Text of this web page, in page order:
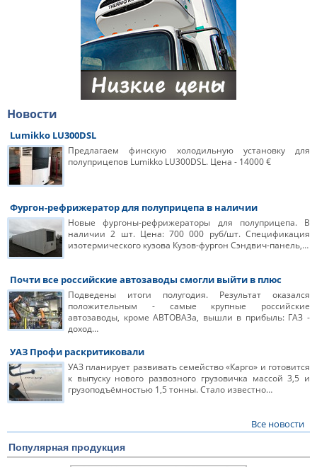
Новости
Lumikko LU300DSL
Предлагаем финскую холодильную установку для
полуприцепов Lumikko LU300DSL. Цена - 14000 €
Фургон-рефрижератор для полуприцепа в наличии
Новые фургоны-рефрижераторы для полуприцепа. В
наличии 2 шт. Цена: 700 000 руб/шт. Спецификация
изотермического кузова Кузов-фургон Сэндвич-панель,…
Почти все российские автозаводы смогли выйти в плюс
Подведены итоги полугодия. Результат оказался
положительным - самые крупные российские
автозаводы, кроме АВТОВАЗа, вышли в прибыль: ГАЗ -
доход…
УАЗ Профи раскритиковали
УАЗ планирует развивать семейство «Карго» и готовится
к выпуску нового развозного грузовичка массой 3,5 и
грузоподъёмностью 1,5 тонны. Стало известно…
Все новости
Популярная продукция